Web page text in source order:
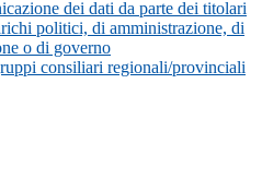
dei dati da parte dei titolari
politici, di amministrazione, di
o di governo
consiliari regionali/provinciali